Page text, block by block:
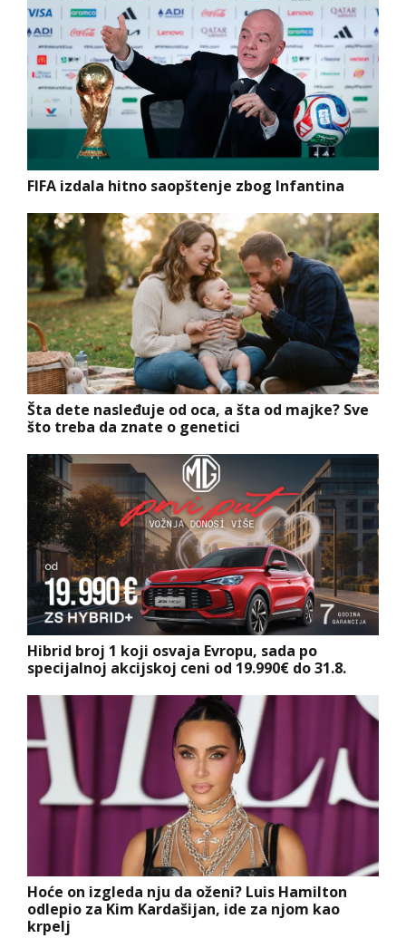
FIFA izdala hitno saopštenje zbog Infantina
Šta dete nasleđuje od oca, a šta od majke? Sve
što treba da znate o genetici
Hibrid broj 1 koji osvaja Evropu, sada po
specijalnoj akcijskoj ceni od 19.990€ do 31.8.
Hoće on izgleda nju da oženi? Luis Hamilton
odlepio za Kim Kardašijan, ide za njom kao
krpelj